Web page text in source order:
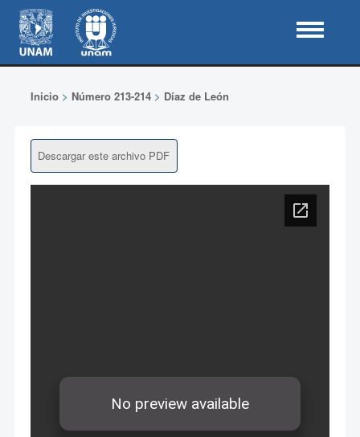
Inicio> Número 213-214> Díaz de León
Descargar este archivo PDF